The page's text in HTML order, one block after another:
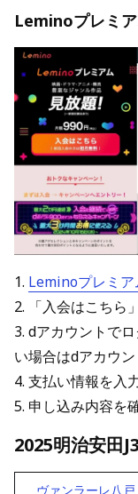
Leminoプレミ
1. Leminoプレミア
2. 「入会はこちら
3. dアカウントで
い場合はdアカウン
4. 支払い情報を入
5. 申し込み内容を
2025明治安田
ヴァンラーレ八戸